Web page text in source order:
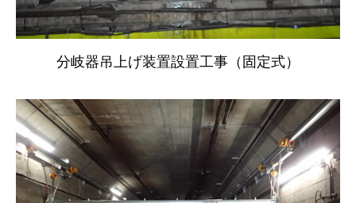
分岐器吊上げ装置設置工事（固定式）